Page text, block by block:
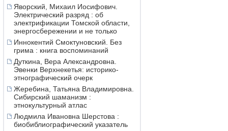
Яворский, Михаил Иосифович.
Электрический разряд : об
электрификации Томской области,
энергосбережении и не только
Иннокентий Смоктуновский. Без
грима : книга воспоминаний
Дуткина, Вера Александровна.
Эвенки Верхнекетья: историко-
этнографический очерк
Жеребина, Татьяна Владимировна.
Сибирский шаманизм :
этнокультурный атлас
Людмила Ивановна Шерстова :
биобиблиографический указатель